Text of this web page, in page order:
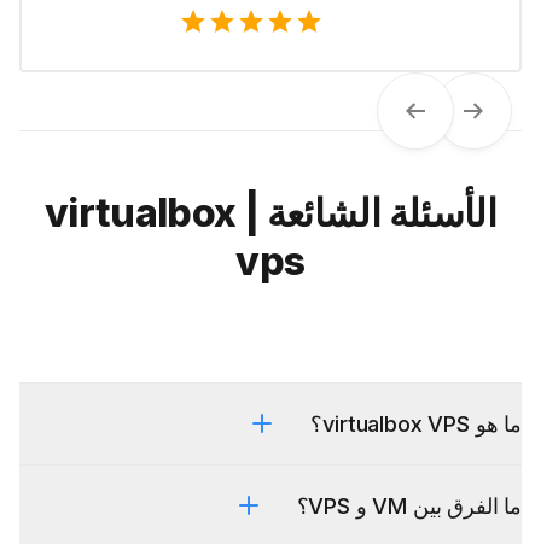
Previous
Next
الأسئلة الشائعة | virtualbox
vps
ما هو virtualbox VPS؟
ما الفرق بين VM و VPS؟